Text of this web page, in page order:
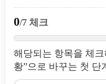
0/7 체크
해당되는 항목을 체
황”으로 바꾸는 첫 단